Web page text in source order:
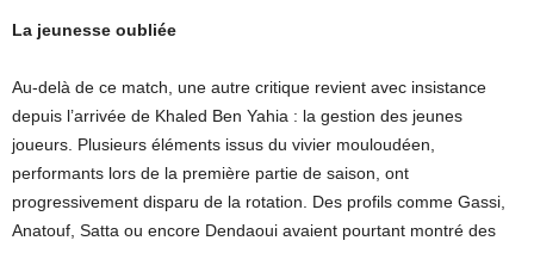
La jeunesse oubliée
Au-delà de ce match, une autre critique revient avec insistance
depuis l’arrivée de Khaled Ben Yahia : la gestion des jeunes
joueurs. Plusieurs éléments issus du vivier mouloudéen,
performants lors de la première partie de saison, ont
progressivement disparu de la rotation. Des profils comme Gassi,
Anatouf, Satta ou encore Dendaoui avaient pourtant montré des